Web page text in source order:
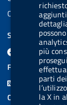
più
parti
la X in
Codice IPA UCB:
SEGUICI SU
l
a
b
e
X
FEED RSS
COOKIES